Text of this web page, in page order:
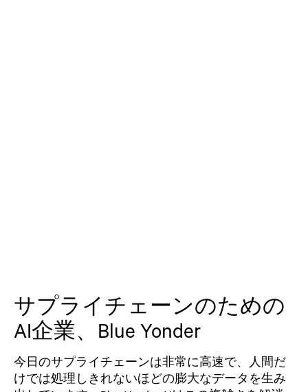
サプライチェーンのための
AI企業、Blue Yonder
今日のサプライチェーンは非常に高速で、人間だ
けでは処理しきれないほどの膨大なデータを生み